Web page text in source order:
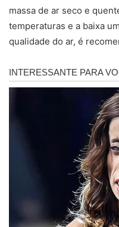
massa de ar seco e
temperaturas e a baixa
qualidade do ar, é